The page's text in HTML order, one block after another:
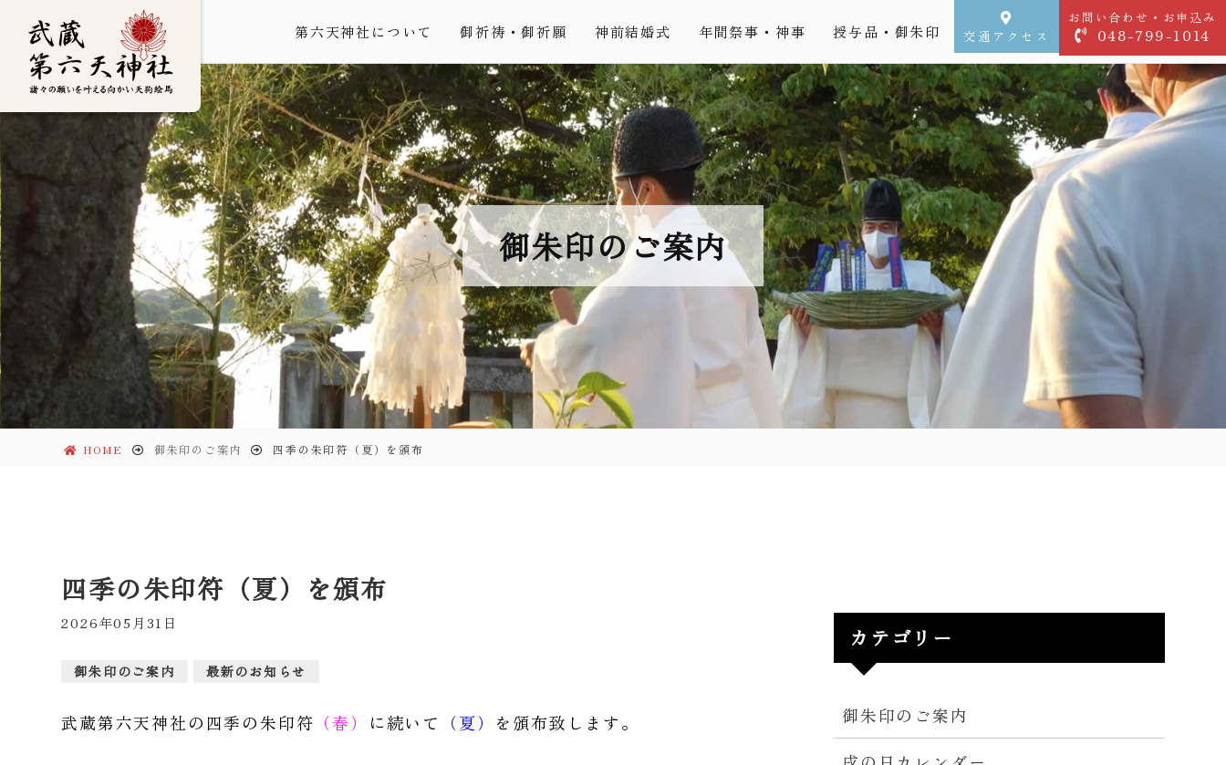
第六天神社について 御祈祷・御祈願 神前結婚式 年間祭事・神事 授与品・御朱印 交通アクセス
お問い合わせ・お申込み
048-799-1014
御朱印のご案内
HOME 御朱印のご案内 四季の朱印符（夏）を頒布
四季の朱印符（夏）を頒布
2026年05月31日
御朱印のご案内 最新のお知らせ
武蔵第六天神社の四季の朱印符 （春） に続いて （夏） を頒布致します。
カテゴリー
御朱印のご案内